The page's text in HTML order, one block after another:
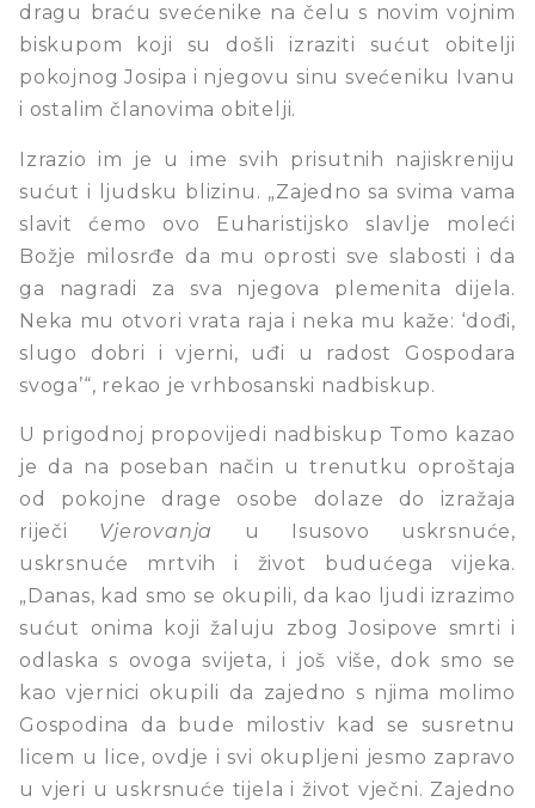
dragu braću svećenike na čelu s novim vojnim
biskupom koji su došli izraziti sućut obitelji
pokojnog Josipa i njegovu sinu svećeniku Ivanu
i ostalim članovima obitelji.
Izrazio im je u ime svih prisutnih najiskreniju
sućut i ljudsku blizinu. „Zajedno sa svima vama
slavit ćemo ovo Euharistijsko slavlje moleći
Božje milosrđe da mu oprosti sve slabosti i da
ga nagradi za sva njegova plemenita dijela.
Neka mu otvori vrata raja i neka mu kaže: ‘dođi,
slugo dobri i vjerni, uđi u radost Gospodara
svoga’“, rekao je vrhbosanski nadbiskup.
U prigodnoj propovijedi nadbiskup Tomo kazao
je da na poseban način u trenutku oproštaja
od pokojne drage osobe dolaze do izražaja
riječi Vjerovanja
u Isusovo uskrsnuće,
uskrsnuće mrtvih i život budućega vijeka.
„Danas, kad smo se okupili, da kao ljudi izrazimo
sućut onima koji žaluju zbog Josipove smrti i
odlaska s ovoga svijeta, i još više, dok smo se
kao vjernici okupili da zajedno s njima molimo
Gospodina da bude milostiv kad se susretnu
licem u lice, ovdje i svi okupljeni jesmo zapravo
u vjeri u uskrsnuće tijela i život vječni. Zajedno